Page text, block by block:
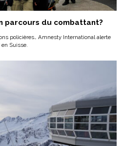
parcours du combattant?
policières… Amnesty International alerte
Suisse.